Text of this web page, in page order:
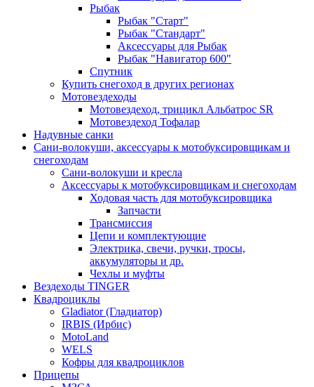
Рыбак
Рыбак "Старт"
Рыбак "Стандарт"
Аксессуары для Рыбак
Рыбак "Навигатор 600"
Спутник
Купить снегоход в других регионах
Мотовездеходы
Мотовездеход, трицикл Альбатрос SR
Мотовездеход Тофалар
Надувные санки
Сани-волокуши, аксессуары к мотобуксировщикам и
снегоходам
Сани-волокуши и кресла
Аксессуары к мотобуксировщикам и снегоходам
Ходовая часть для мотобуксировщика
Запчасти
Трансмиссия
Цепи и комплектующие
Электрика, свечи, ручки, тросы,
аккумуляторы и др.
Чехлы и муфты
Вездеходы TINGER
Квадроциклы
Gladiator (Гладиатор)
IRBIS (Ирбис)
MotoLand
WELS
Кофры для квадроциклов
Прицепы